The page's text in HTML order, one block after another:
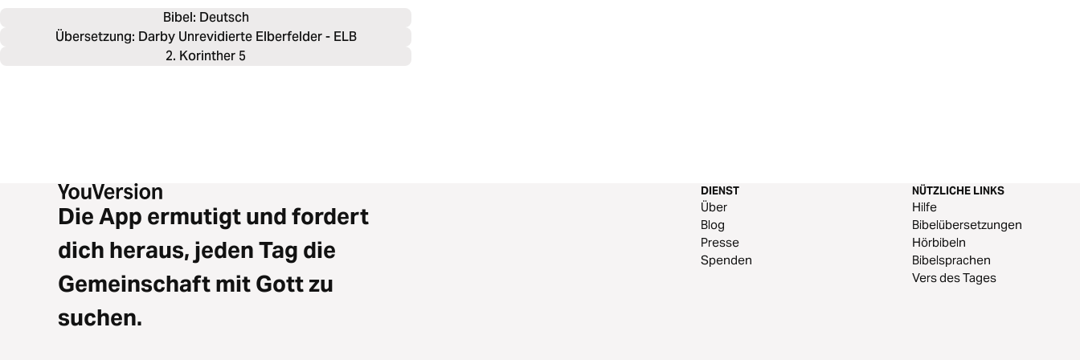
Bibel: Deutsch
Übersetzung: Darby Unrevidierte Elberfelder - ELB
2. Korinther 5
Die App ermutigt und fordert
dich heraus, jeden Tag die
Gemeinschaft mit Gott zu
suchen.
DIENST
Über
Blog
Presse
Spenden
NÜTZLICHE LINKS
Hilfe
Bibelübersetzungen
Hörbibeln
Bibelsprachen
Vers des Tages